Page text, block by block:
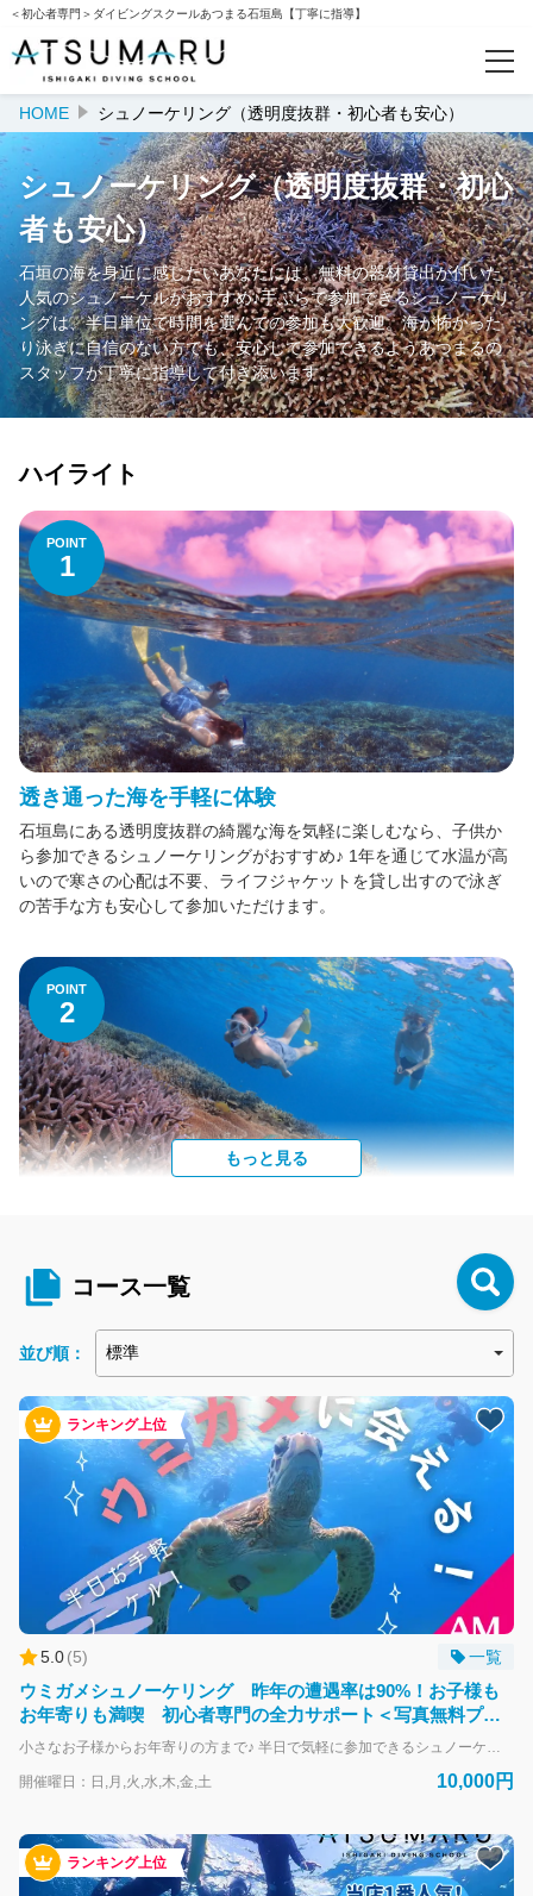
＜初心者専門＞ダイビングスクールあつまる石垣島【丁寧に指導】
予約確認
カテゴリー
体験ダイビング（初体験におすすめ）
シュノーケリング（透明度抜群・初心者も安心）
ファンダイビング（リピーターが大満足＞）
特集
幻の島で遊ぶ（秘密の絶景ポイント）
ウミガメと一緒に泳ぐ（高確率で遭遇）
子供と楽しむファミリー向けプラン
半日お手軽コース【午前発・午後発】
たっぷり1日満喫コース（高い満足度）
ライセンス取得（リゾートスタイルの楽しみ方）
人気ランキング
ご案内
公式HP
HOME シュノーケリング（透明度抜群・初心者も安心）
シュノーケリング（透明度抜群・初心
者も安心）
石垣の海を身近に感じたいあなたには、無料の器材貸出が付いた
人気のシュノーケルがおすすめ♪手ぶらで参加できるシュノーケリ
ングは、半日単位で時間を選んでの参加も大歓迎。海が怖かった
り泳ぎに自信のない方でも、安心して参加できるようあつまるの
スタッフが丁寧に指導して付き添います。
ハイライト
POINT
1
透き通った海を手軽に体験
石垣島にある透明度抜群の綺麗な海を気軽に楽しむなら、子供か
ら参加できるシュノーケリングがおすすめ♪ 1年を通じて水温が高
いので寒さの心配は不要、ライフジャケットを貸し出すので泳ぎ
の苦手な方も安心して参加いただけます。
POINT
2
海面から少し海に潜れば、石垣ならではのカラフルなサンゴがあ
なたをお迎え。その日の天候によって石垣島周辺の最適なポイン
トへお連れしますので、サンゴとお魚がたくさん見れる最高の海
をご案内します。
POINT
3
ウミガメと泳いで記念写真
ウミガメと遭遇して、一緒に泳げることも！しかも1匹だけじゃな
く、一度に何匹もウミガメを見かける秘密のスポットにご案内。
思ったよりも間近で見れチャンスがたくさんあるので、記念の写
もっと見る
コース一覧
並び順：
ランキング上位
5.0(5) 一覧
ウミガメシュノーケリング 昨年の遭遇率は90%！お子様も
お年寄りも満喫 初心者専門の全力サポート＜写真無料プレ
ゼント＞
小さなお子様からお年寄りの方まで♪ 半日で気軽に参加できるシュノーケリングプラン♪ 石垣島といえばウミガメに高確率で遭遇できるポイントが多いことで有名です。 半日だけでも大物のウミガメを狙ってシュノーケリングで石垣島の海を満喫できます。 経験豊富な船長が当日の海況や遭遇率を考慮してご案内しておりますので、遭遇率は石垣島トップレベル！昨年の遭遇率は90％！ 小さなお子様やご年配の方など1日コースは体力的に心配という方にも楽しんでいただける半日シュノーケリングプランになります。 ★ このコースのオススメ内容 ★ ・観光もしたいしキレイな海にも入りたい！ ・大物生物のウミガメに高確率で会いたい！ ・シュノーケリングポイントはニモや熱帯魚等カラフルな魚がいっぱい！ ・小さなお子様やご年配の方でも一緒に楽しめます！ ・スタッフが思い出の写真を撮影します。もちろん無料プレゼント！ ・体験シュノーケリングで使用する器材は全て無料レンタル！
開催曜日：日,月,火,水,木,金,土 10,000円
ランキング上位